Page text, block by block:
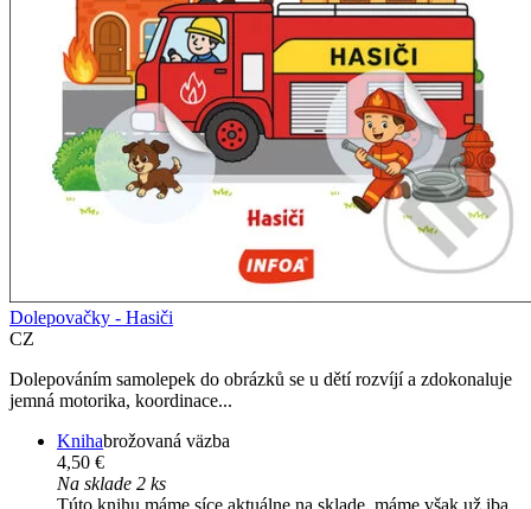
Dolepovačky - Hasiči
CZ
Dolepováním samolepek do obrázků se u dětí rozvíjí a zdokonaluje
jemná motorika, koordinace...
Knihabrožovaná väzba
4,50 €
Na sklade 2 ks
Túto knihu máme síce aktuálne na sklade, máme však už iba